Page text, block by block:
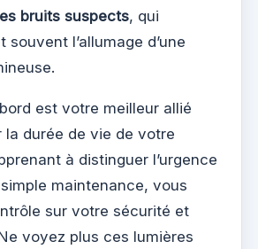
bruits suspects, qui
souvent l’allumage d’une
est votre meilleur allié
la durée de vie de votre
à distinguer l’urgence
simple maintenance, vous
sur votre sécurité et
voyez plus ces lumières